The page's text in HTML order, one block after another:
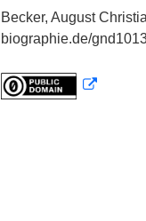
Becker, August
biographie.de/